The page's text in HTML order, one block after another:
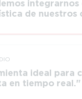
integrarnos
de nuestros
ideal para
en tiempo real.